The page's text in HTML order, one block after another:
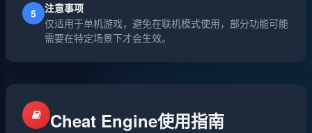
5 注意事项
仅适用于单机游戏，避免在联机模式使用，部分功能可能
需要在特定场景下才会生效。
Cheat Engine使用指南